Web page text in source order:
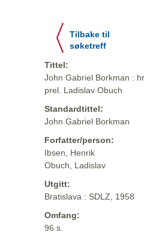
Tilbake til
søketreff
Tittel:
John Gabriel Borkman :
prel. Ladislav Obuch
Standardtittel:
John Gabriel Borkman
Forfatter/person:
Ibsen, Henrik
Obuch, Ladislav
Utgitt:
Bratislava : SDLZ, 1958
Omfang:
96 s.